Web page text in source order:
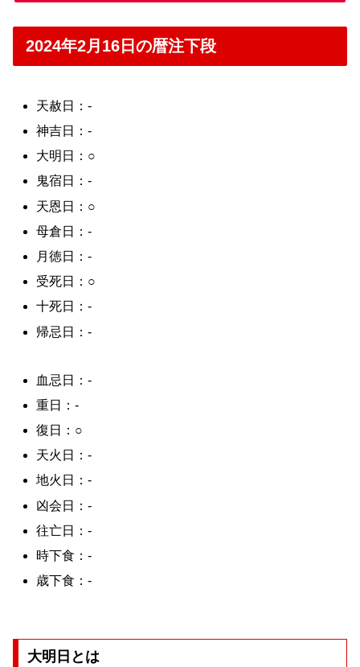
2024年2月16日の暦注下段
天赦日：-
神吉日：-
大明日：○
鬼宿日：-
天恩日：○
母倉日：-
月徳日：-
受死日：○
十死日：-
帰忌日：-
血忌日：-
重日：-
復日：○
天火日：-
地火日：-
凶会日：-
往亡日：-
時下食：-
歳下食：-
大明日とは